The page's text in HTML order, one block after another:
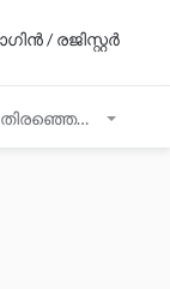
/ രജിസ്റ്റർ
നഗരം തിരഞ്ഞെടുക്കുക